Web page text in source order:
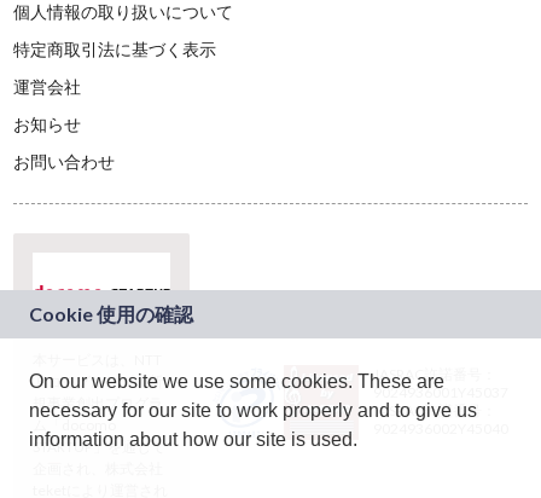
個人情報の取り扱いについて
特定商取引法に基づく表示
運営会社
お知らせ
お問い合わせ
ドコモグループの新
規事業創出プログラ
ム「docomo
STARTUP」を通じて
JASRAC許諾番号：
9024936001Y45037
JASRAC許諾番号：
On our website we use some cookies. These are
necessary for our site to work properly and to give us
information about how our site is used.